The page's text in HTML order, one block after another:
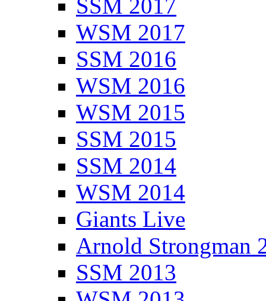
SSM 2017
WSM 2017
SSM 2016
WSM 2016
WSM 2015
SSM 2015
SSM 2014
WSM 2014
Giants Live
Arnold Strongman
SSM 2013